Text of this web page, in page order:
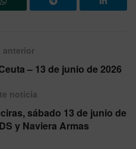
anterior
– 13 de junio de 2026
noticia
sábado 13 de junio de
y Naviera Armas